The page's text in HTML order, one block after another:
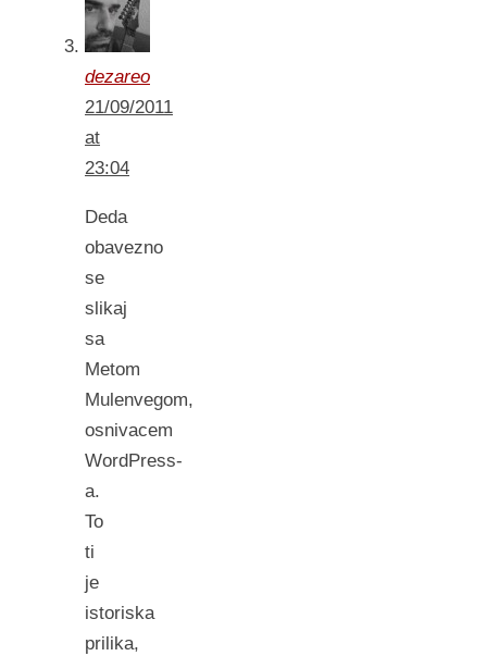
dezareo
21/09/2011
at
23:04
Deda
obavezno
se
slikaj
sa
Metom
Mulenvegom,
osnivacem
WordPress-
a.
To
ti
je
istoriska
prilika,